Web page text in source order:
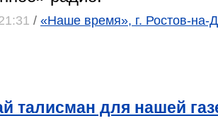
/ «Наше время», г. Ростов-на-
талисман для нашей